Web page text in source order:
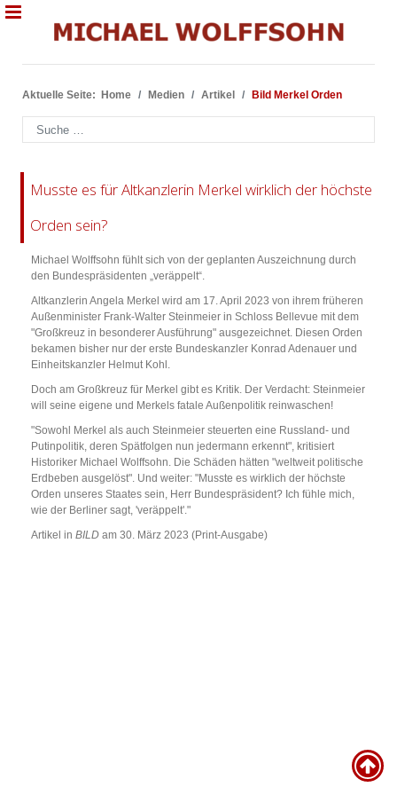
Aktuelle Seite: Home Medien Artikel Bild Merkel Orden
Suchen
Musste es für Altkanzlerin Merkel wirklich der höchste
Orden sein?
Michael Wolffsohn fühlt sich von der geplanten Auszeichnung durch
den Bundespräsidenten „veräppelt“.
Altkanzlerin Angela Merkel wird am 17. April 2023 von ihrem früheren
Außenminister Frank-Walter Steinmeier in Schloss Bellevue mit dem
"Großkreuz in besonderer Ausführung" ausgezeichnet. Diesen Orden
bekamen bisher nur der erste Bundeskanzler Konrad Adenauer und
Einheitskanzler Helmut Kohl.
Doch am Großkreuz für Merkel gibt es Kritik. Der Verdacht: Steinmeier
will seine eigene und Merkels fatale Außenpolitik reinwaschen!
"Sowohl Merkel als auch Steinmeier steuerten eine Russland- und
Putinpolitik, deren Spätfolgen nun jedermann erkennt", kritisiert
Historiker Michael Wolffsohn. Die Schäden hätten "weltweit politische
Erdbeben ausgelöst". Und weiter: "Musste es wirklich der höchste
Orden unseres Staates sein, Herr Bundespräsident? Ich fühle mich,
wie der Berliner sagt, 'veräppelt'."
Artikel in BILD am 30. März 2023 (Print-Ausgabe)